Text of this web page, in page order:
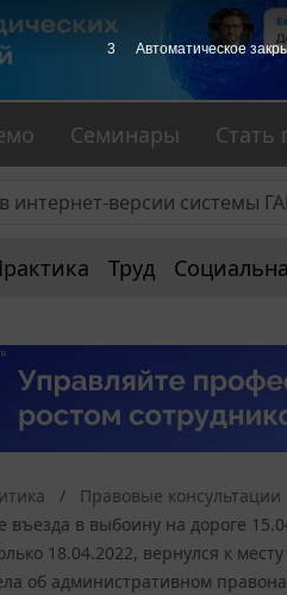
Семинары Стать
Труд
Правовые консультации
въезда в выбоину на дороге
18.04.2022, вернулся к
об административном
2 Автоматическое